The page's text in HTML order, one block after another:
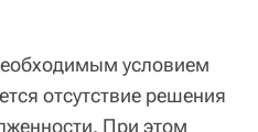
условием
отсутствие решения
При этом